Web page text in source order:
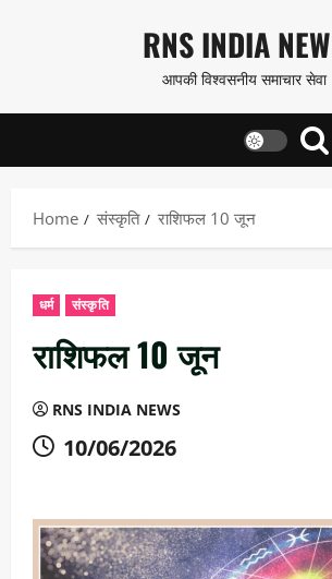
content
RNS INDIA
आपकी विश्वसनीय समाचार सेवा
Home संस्कृति राशिफल 10 जून
धर्म संस्कृति
राशिफल 10 जून
RNS INDIA NEWS
10/06/2026